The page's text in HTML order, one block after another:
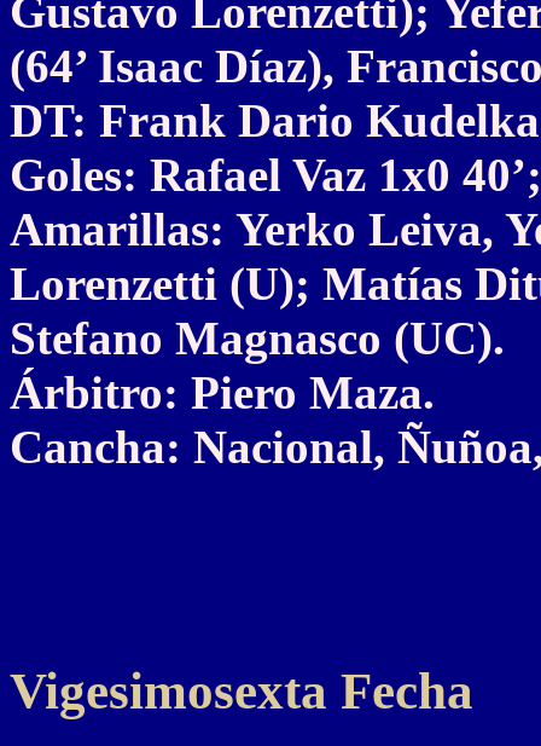
Gustavo Lorenzetti);
(64’ Isaac Díaz),
DT: Frank Dario
Goles: Rafael Vaz 1x0
Amarillas: Yerko Leiva,
Lorenzetti (U); Matías
Stefano Magnasco (UC).
Árbitro: Piero Maza.
Cancha: Nacional,
Vigesimosexta Fecha